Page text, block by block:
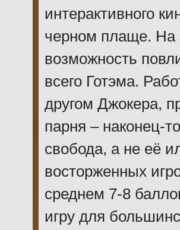
интерактивного
черном плаще. На
возможность
всего Готэма.
другом Джокера,
парня – наконец-
свобода, а не её
восторженных
среднем 7-8
игру для